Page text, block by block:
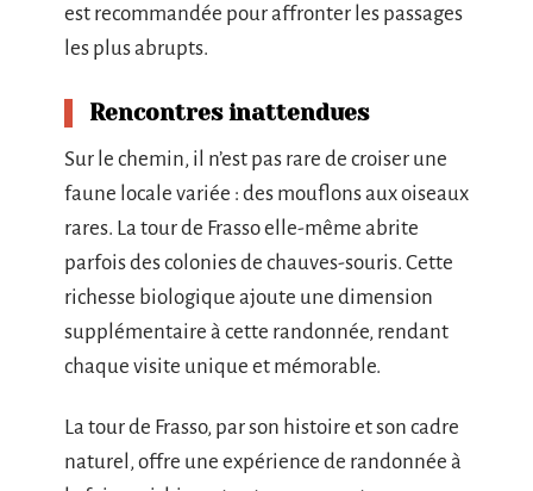
est recommandée pour affronter les passages
les plus abrupts.
Rencontres inattendues
Sur le chemin, il n’est pas rare de croiser une
faune locale variée : des mouflons aux oiseaux
rares. La tour de Frasso elle-même abrite
parfois des colonies de chauves-souris. Cette
richesse biologique ajoute une dimension
supplémentaire à cette randonnée, rendant
chaque visite unique et mémorable.
La tour de Frasso, par son histoire et son cadre
naturel, offre une expérience de randonnée à